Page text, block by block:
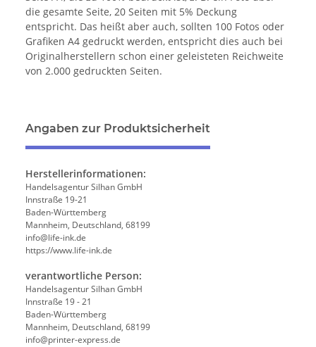
die gesamte Seite, 20 Seiten mit 5% Deckung
entspricht. Das heißt aber auch, sollten 100 Fotos oder
Grafiken A4 gedruckt werden, entspricht dies auch bei
Originalherstellern schon einer geleisteten Reichweite
von 2.000 gedruckten Seiten.
Angaben zur Produktsicherheit
Herstellerinformationen:
Handelsagentur Silhan GmbH
Innstraße 19-21
Baden-Württemberg
Mannheim, Deutschland, 68199
info@life-ink.de
https://www.life-ink.de
verantwortliche Person:
Handelsagentur Silhan GmbH
Innstraße 19 - 21
Baden-Württemberg
Mannheim, Deutschland, 68199
info@printer-express.de